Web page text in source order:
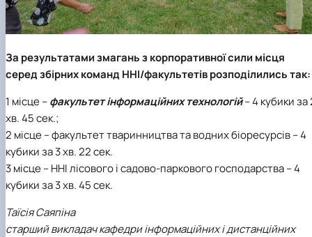
За результатами змагань з корпоративної сили місця
серед збірних команд ННІ/факультетів розподілились так:
1 місце–факультет інформаційних технологій– 4 кубики за
хв. 45 сек.;
2 місце– факультет тваринництва та водних біоресурсів – 4
кубики за 3 хв. 22 сек.
3 місце– ННІ лісового і садово-паркового господарства – 4
кубики за 3 хв. 45 сек.
Таїсія Саяпіна
старший викладач кафедри інформаційних і дистанційних